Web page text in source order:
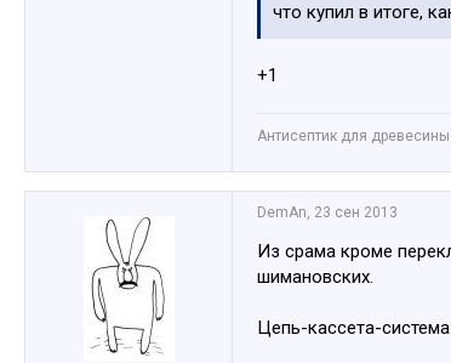
что купил в итоге,
+1
Антисептик для
DemAn, 23 сен 2013
Из срама кроме
шимановских.
Цепь-кассета-